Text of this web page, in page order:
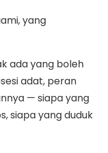
yang
ada yang boleh
adat, peran
— siapa yang
siapa yang duduk